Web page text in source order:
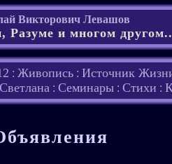
Викторович Левашов
Разуме и многом
: Живопись: Источник
Светлана : Семинары: Стихи :